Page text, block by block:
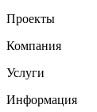
Проекты
Компания
Услуги
Информация